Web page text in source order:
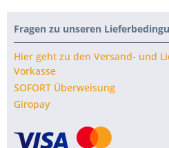
Fragen zu unseren
Hier geht zu den Versand- und
Vorkasse
SOFORT Überweisung
Giropay